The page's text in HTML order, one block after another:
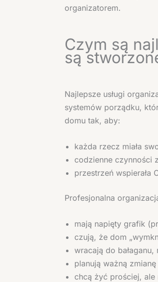
organizatorem.
Czym są
są
Najlepsze usługi
systemów porządku,
domu tak, aby:
każda rzecz miała
codzienne czynności
przestrzeń wspierała
Profesjonalna
mają napięty grafik
czują, że dom
wracają do
planują ważną
chcą żyć prościej, ale